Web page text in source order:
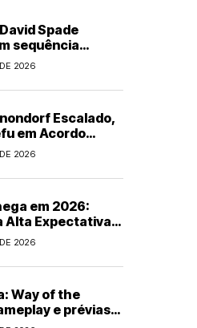
Spade
sequência
2026
Escalado,
em Acordo
2026
em 2026:
Alta Expectativa
2026
Way of the
e prévias